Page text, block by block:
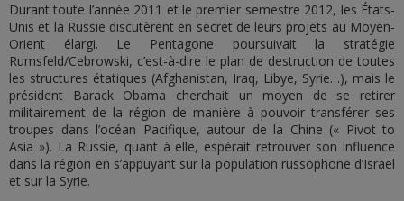
Durant toute l’année 2011 et le premier semestre 2012, les États-
Unis et la Russie discutèrent en secret de leurs projets au Moyen-
Orient élargi. Le Pentagone poursuivait la stratégie
Rumsfeld/Cebrowski, c’est-à-dire le plan de destruction de toutes
les structures étatiques (Afghanistan, Iraq, Libye, Syrie…), mais le
président Barack Obama cherchait un moyen de se retirer
militairement de la région de manière à pouvoir transférer ses
troupes dans l’océan Pacifique, autour de la Chine (« Pivot to
Asia »). La Russie, quant à elle, espérait retrouver son influence
dans la région en s’appuyant sur la population russophone d’Israël
et sur la Syrie.